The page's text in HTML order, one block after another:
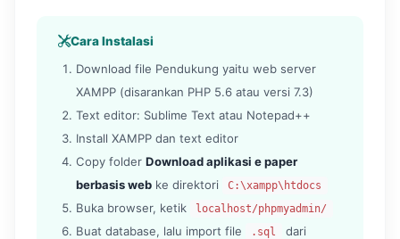
Cara Instalasi
Download file Pendukung yaitu web server
XAMPP (disarankan PHP 5.6 atau versi 7.3)
Text editor: Sublime Text atau Notepad++
Install XAMPP dan text editor
Copy folder Download aplikasi e paper
berbasis web ke direktori C:\xampp\htdocs
Buka browser, ketik localhost/phpmyadmin/
Buat database, lalu import file .sql
dari